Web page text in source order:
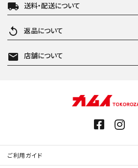
local_shipping 送料・配送について
replay 返品について
mail 店舗について
ご利用ガイド